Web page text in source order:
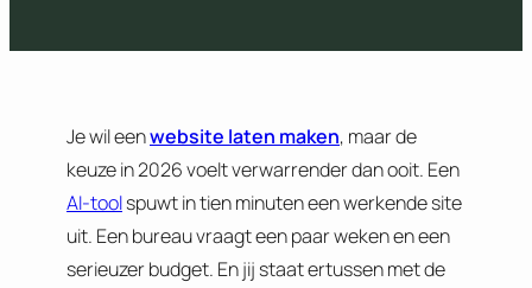
Je wil eenwebsite laten maken, maar de
keuze in 2026 voelt verwarrender dan ooit. Een
AI-toolspuwt in tien minuten een werkende site
uit. Een bureau vraagt een paar weken en een
serieuzer budget. En jij staat ertussen met de